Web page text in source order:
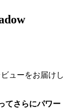
ューをお届けし
てさらにパワー